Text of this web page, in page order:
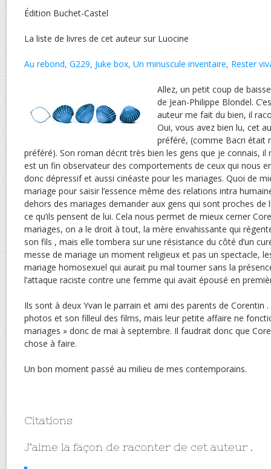
Édition Buchet-Castel
La liste de livres de cet auteur sur Luocine
Au rebond, G229, Juke box, Un minuscule inventaire, Rester
Allez, un petit coup de
de Jean-Philippe Blondel.
auteur me fait du bien, il
Oui, vous avez bien lu, cet
préféré, (comme Bacri était
préféré). Son roman décrit très bien les gens que je connais, il
est un fin observateur des comportements de ceux qui nous
donc dépressif et aussi cinéaste pour les mariages. Quoi de
mariage pour saisir l’essence même des relations intra
dehors des mariages demander aux gens qui sont proches de
ce qu’ils pensent de lui. Cela nous permet de mieux cerner
mariages, on a le droit à tout, la mère envahissante qui
son fils , mais elle tombera sur une résistance du côté d’un
messe de mariage un moment religieux et pas un spectacle,
mariage homosexuel qui aurait pu mal tourner sans la
l’attaque raciste contre une femme qui avait épousé en
Ils sont à deux Yvan le parrain et ami des parents de Corentin
photos et son filleul des films, mais leur petite affaire ne
mariages » donc de mai à septembre. Il faudrait donc que
chose à faire.
Un bon moment passé au milieu de mes contemporains.
Citations
J’aime la façon de raconter de cet auteur .